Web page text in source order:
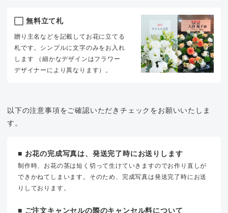
無料立て札
贈り主名などを記載してお花に立てる
札です。シンプルに文字のみをお入れ
します （細かなデザインはフラワー
デザイナーにより異なります）。
以下の注意事項をご確認いただきチェックをお願いいたしま
す。
■ お花の完成写真は、発送完了時にお送りします
制作時、お花の茎は短く切って生けていきますのでお作り直しが
できかねてしまいます。そのため、完成写真は発送完了時にお送
りしております。
■ ご注文キャンセルの際のキャンセル料について